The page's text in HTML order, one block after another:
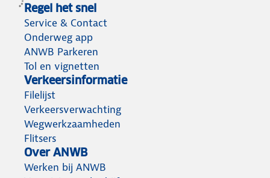
Regel het snel
Service & Contact
Onderweg app
ANWB Parkeren
Tol en vignetten
Verkeersinformatie
Filelijst
Verkeersverwachting
Wegwerkzaamheden
Flitsers
Over ANWB
Werken bij ANWB